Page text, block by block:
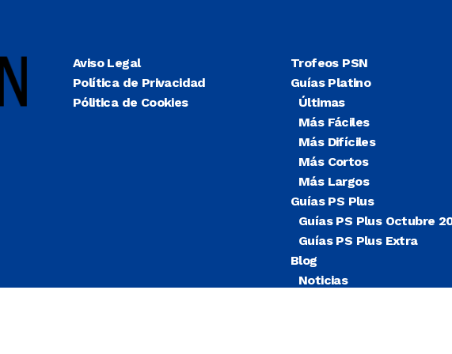
Aviso Legal
Política de Privacidad
Pólitica de Cookies
Trofeos PSN
Guías Platino
Últimas
Más Fáciles
Más Difíciles
Más Cortos
Más Largos
Guías PS Plus
Guías PS Plus Octubre
Guías PS Plus Extra
Blog
Noticias